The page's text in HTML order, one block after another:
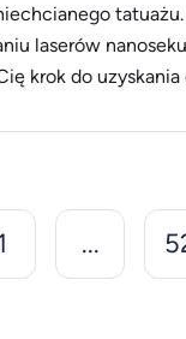
laserów
krok do
gdy będzie
czy jest
...